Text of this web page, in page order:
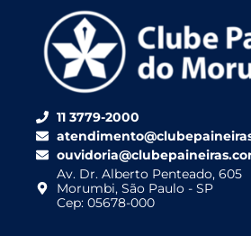
11 3779-2000
Av. Dr. Alberto Penteado, 605
Morumbi, São Paulo - SP
Cep: 05678-000